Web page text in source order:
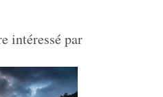
intéressé par